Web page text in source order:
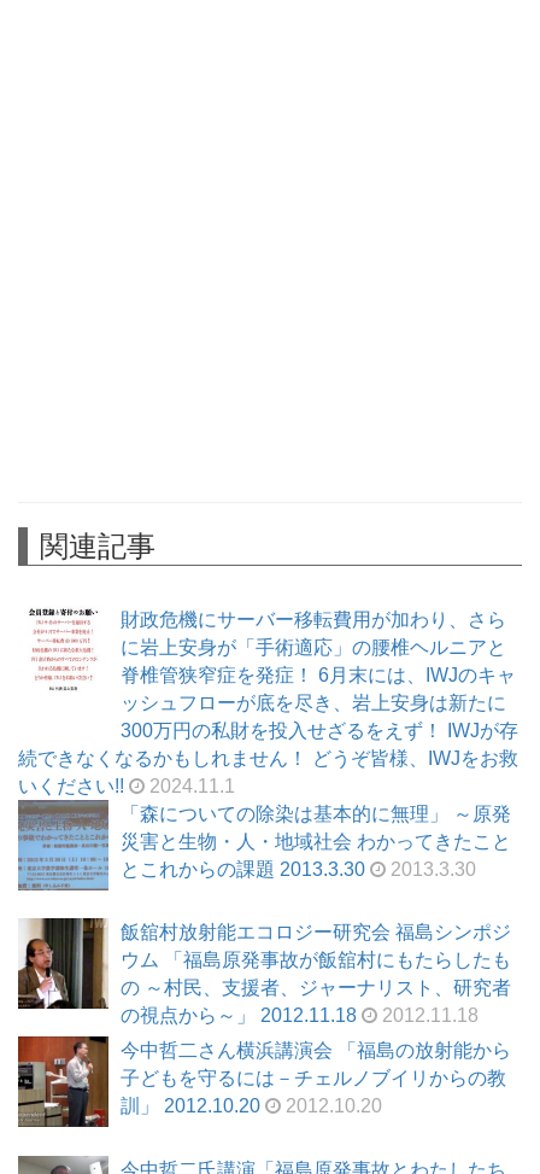
関連記事
財政危機にサーバー移転費用が加わり、さら
に岩上安身が「手術適応」の腰椎ヘルニアと
脊椎管狭窄症を発症！ 6月末には、IWJのキャ
ッシュフローが底を尽き、岩上安身は新たに
300万円の私財を投入せざるをえず！ IWJが存
続できなくなるかもしれません！ どうぞ皆様、IWJをお救
いください!!
2024.11.1
「森についての除染は基本的に無理」 ～原発
災害と生物・人・地域社会 わかってきたこと
とこれからの課題 2013.3.30
2013.3.30
飯舘村放射能エコロジー研究会 福島シンポジ
ウム 「福島原発事故が飯舘村にもたらしたも
の ～村民、支援者、ジャーナリスト、研究者
の視点から～」 2012.11.18
2012.11.18
今中哲二さん横浜講演会 「福島の放射能から
子どもを守るには－チェルノブイリからの教
訓」 2012.10.20
2012.10.20
今中哲二氏講演「福島原発事故とわたしたち